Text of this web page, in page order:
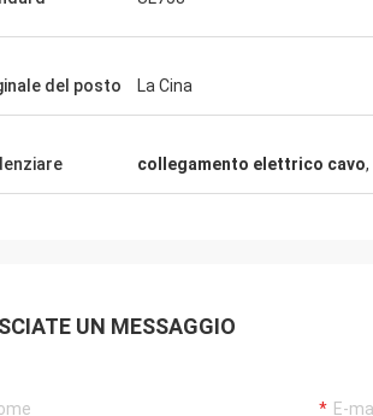
del posto La Cina
collegamento elettrico cavo,
UN MESSAGGIO